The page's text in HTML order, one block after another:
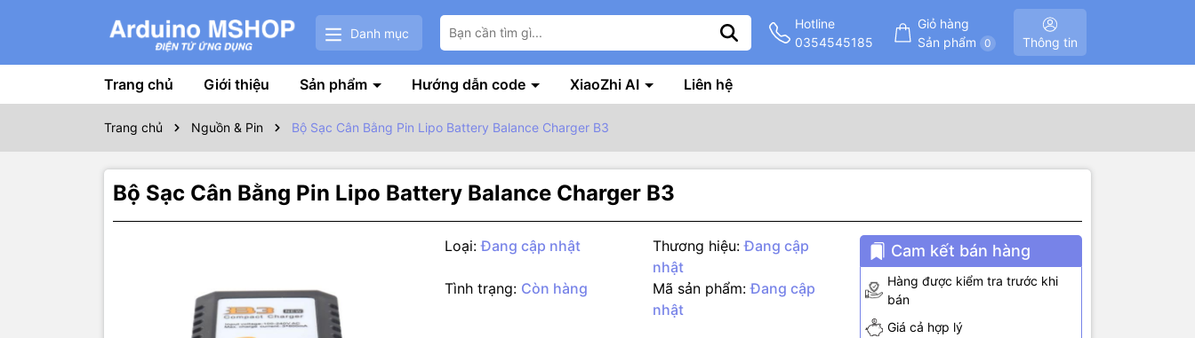
Danh mục
Hotline
0354545185
Giỏ hàng
Sản phẩm
0 Thông tin
Trang chủ Giới thiệu Sản phẩm Hướng dẫn code XiaoZhi AI Liên hệ
Trang chủ Nguồn & Pin Bộ Sạc Cân Bằng Pin Lipo Battery Balance Charger B3
Bộ Sạc Cân Bằng Pin Lipo Battery Balance Charger B3
Loại: Đang cập nhật Thương hiệu: Đang cập
nhật
Tình trạng: Còn hàng Mã sản phẩm: Đang cập
nhật
Cam kết bán hàng
Hàng được kiểm tra trước khi
bán
Giá cả hợp lý